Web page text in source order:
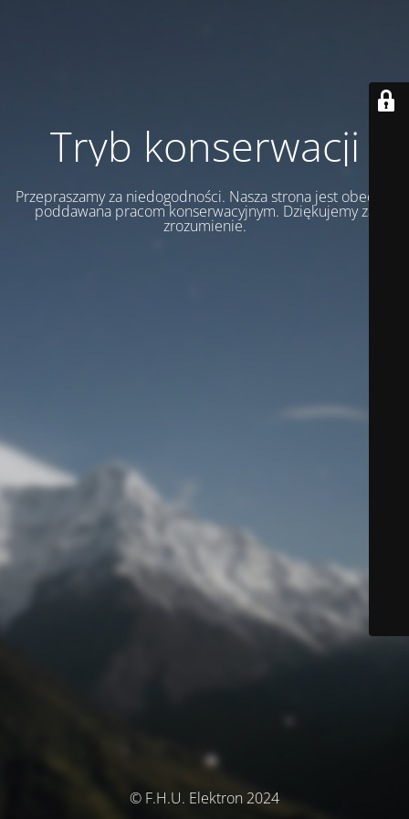
Tryb konserwacji
Przepraszamy za niedogodności. Nasza strona jest obecnie
poddawana pracom konserwacyjnym. Dziękujemy za
zrozumienie.
© F.H.U. Elektron 2024